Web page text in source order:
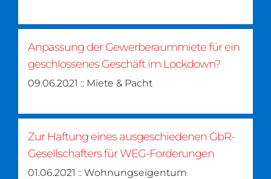
Anpassung der Gewerberaummiete für ein
geschlossenes Geschäft im Lockdown?
09.06.2021 :: Miete & Pacht
Zur Haftung eines ausgeschiedenen GbR-
Gesellschafters für WEG-Forderungen
01.06.2021 :: Wohnungseigentum